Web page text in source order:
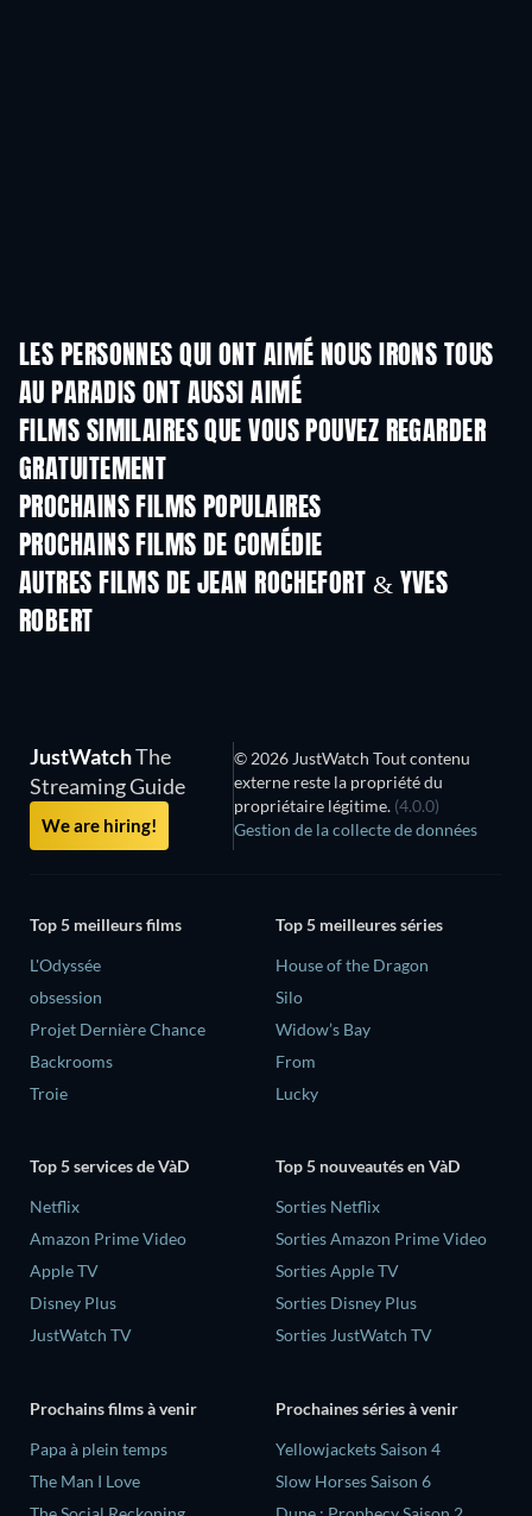
LES PERSONNES QUI ONT AIMÉ NOUS IRONS TOUS
AU PARADIS ONT AUSSI AIMÉ
FILMS SIMILAIRES QUE VOUS POUVEZ REGARDER
GRATUITEMENT
PROCHAINS FILMS POPULAIRES
PROCHAINS FILMS DE COMÉDIE
AUTRES FILMS DE JEAN ROCHEFORT & YVES
ROBERT
JustWatchThe
Streaming Guide
We are hiring!
© 2026 JustWatch Tout contenu
externe reste la propriété du
propriétaire légitime. (4.0.0)
Gestion de la collecte de données
Top 5 meilleurs films
L'Odyssée
obsession
Projet Dernière Chance
Backrooms
Troie
Top 5 meilleures séries
House of the Dragon
Silo
Widow’s Bay
From
Lucky
Top 5 services de VàD
Netflix
Amazon Prime Video
Apple TV
Disney Plus
JustWatch TV
Top 5 nouveautés en VàD
Sorties Netflix
Sorties Amazon Prime Video
Sorties Apple TV
Sorties Disney Plus
Sorties JustWatch TV
Prochains films à venir
‎Papa à plein temps
The Man I Love
Prochaines séries à venir
Yellowjackets Saison 4
Slow Horses Saison 6